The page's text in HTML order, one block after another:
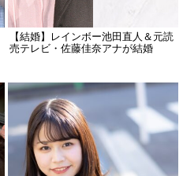
【結婚】レインボー池田直人＆元読
売テレビ・佐藤佳奈アナが結婚